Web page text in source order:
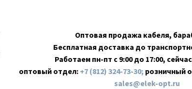
Оптовая продажа кабеля,
Бесплатная доставка до
Работаем пн-пт с 9:00 до 17:00,
оптовый отдел: +7 (812) 324-73-30; розничный
sales@elek-opt.ru